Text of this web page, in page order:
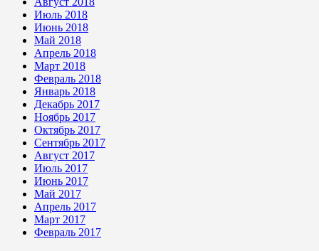
Июль 2018
Июнь 2018
Май 2018
Апрель 2018
Март 2018
Февраль 2018
Январь 2018
Декабрь 2017
Ноябрь 2017
Октябрь 2017
Сентябрь 2017
Август 2017
Июль 2017
Июнь 2017
Май 2017
Апрель 2017
Март 2017
Февраль 2017